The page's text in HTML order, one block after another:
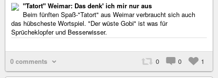
"Tatort" Weimar: Das denk' ich mir nur aus
Beim fünften Spaß-"Tatort" aus Weimar verbraucht sich auch
das hübscheste Wortspiel. "Der wüste Gobi" ist was für
Sprücheklopfer und Besserwisser.
0 comments 0 0 1